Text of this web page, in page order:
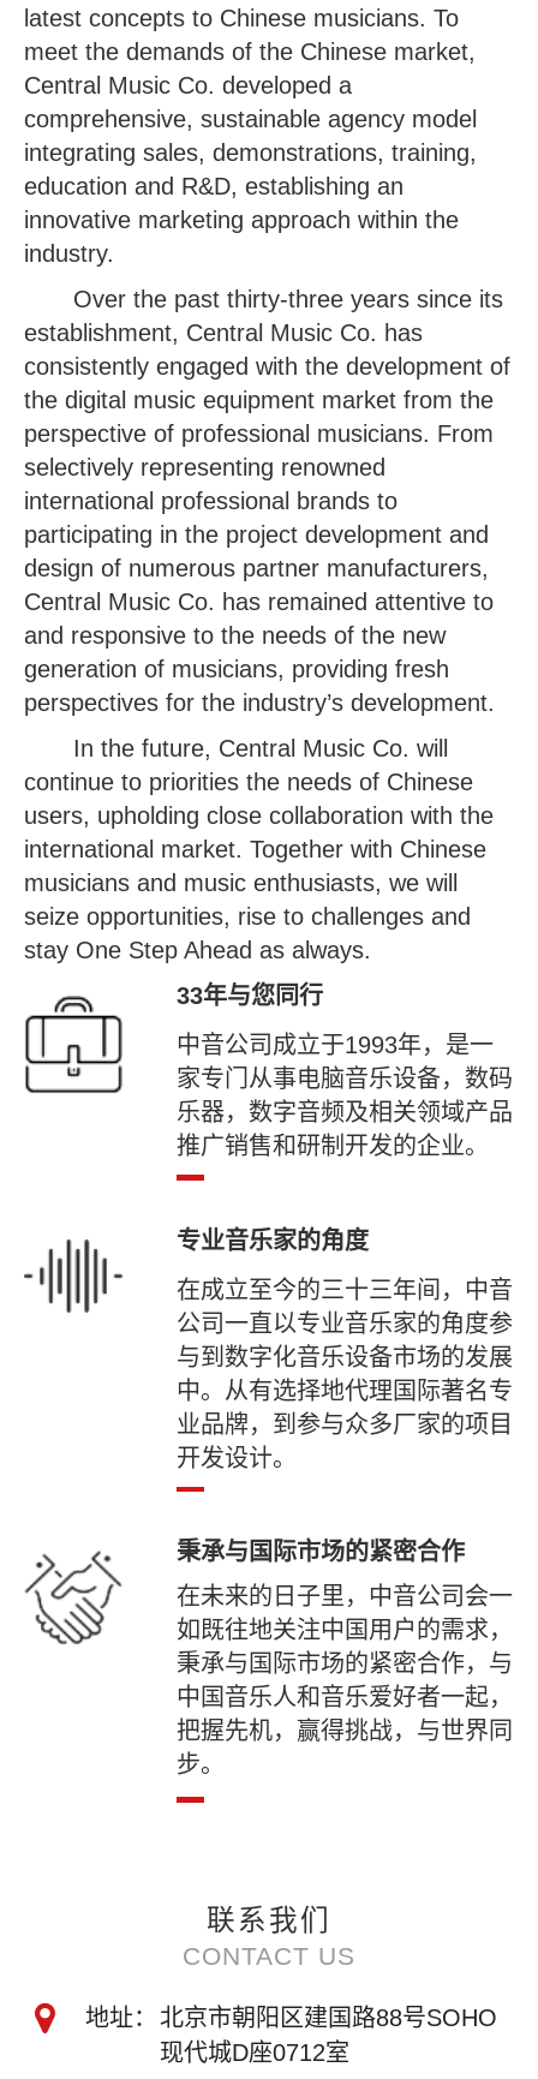
latest concepts to Chinese musicians. To
meet the demands of the Chinese market,
Central Music Co. developed a
comprehensive, sustainable agency model
integrating sales, demonstrations, training,
education and R&D, establishing an
innovative marketing approach within the
industry.
Over the past thirty-three years since its
establishment, Central Music Co. has
consistently engaged with the development of
the digital music equipment market from the
perspective of professional musicians. From
selectively representing renowned
international professional brands to
participating in the project development and
design of numerous partner manufacturers,
Central Music Co. has remained attentive to
and responsive to the needs of the new
generation of musicians, providing fresh
perspectives for the industry’s development.
In the future, Central Music Co. will
continue to priorities the needs of Chinese
users, upholding close collaboration with the
international market. Together with Chinese
musicians and music enthusiasts, we will
seize opportunities, rise to challenges and
stay One Step Ahead as always.
33年与您同行
中音公司成立于1993年，是一
家专门从事电脑音乐设备，数码
乐器，数字音频及相关领域产品
推广销售和研制开发的企业。
专业音乐家的角度
在成立至今的三十三年间，中音
公司一直以专业音乐家的角度参
与到数字化音乐设备市场的发展
中。从有选择地代理国际著名专
业品牌，到参与众多厂家的项目
开发设计。
秉承与国际市场的紧密合作
在未来的日子里，中音公司会一
如既往地关注中国用户的需求，
秉承与国际市场的紧密合作，与
中国音乐人和音乐爱好者一起，
把握先机，赢得挑战，与世界同
步。
联系我们
CONTACT US
地址： 北京市朝阳区建国路88号SOHO
现代城D座0712室